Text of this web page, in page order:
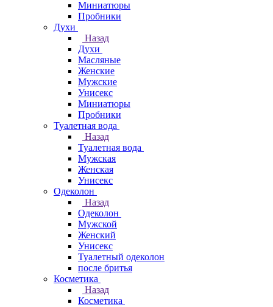
Миниатюры
Пробники
Духи
Назад
Духи
Масляные
Женские
Мужские
Унисекс
Миниатюры
Пробники
Туалетная вода
Назад
Туалетная вода
Мужская
Женская
Унисекс
Одеколон
Назад
Одеколон
Мужской
Женский
Унисекс
Туалетный одеколон
после бритья
Косметика
Назад
Косметика